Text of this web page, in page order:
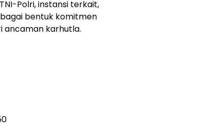
Polri, instansi terkait,
bentuk komitmen
ancaman karhutla.